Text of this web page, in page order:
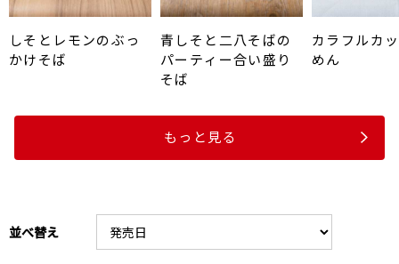
しそとレモンのぶっ
かけそば
青しそと二八そばの
パーティー合い盛り
そば
カラフルカ
めん
もっと見る
並べ替え